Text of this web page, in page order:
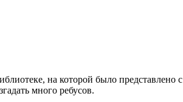
на которой было представлено
много ребусов.